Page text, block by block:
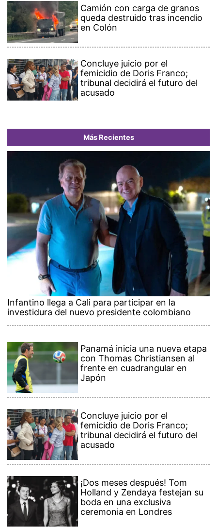
Camión con carga de granos
queda destruido tras incendio
en Colón
Concluye juicio por el
femicidio de Doris Franco;
tribunal decidirá el futuro del
acusado
Más Recientes
Infantino llega a Cali para participar en la
investidura del nuevo presidente colombiano
Panamá inicia una nueva etapa
con Thomas Christiansen al
frente en cuadrangular en
Japón
Concluye juicio por el
femicidio de Doris Franco;
tribunal decidirá el futuro del
acusado
¡Dos meses después! Tom
Holland y Zendaya festejan su
boda en una exclusiva
ceremonia en Londres